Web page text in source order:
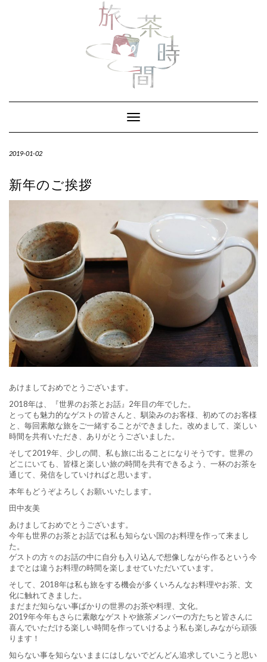
Toggle Navigation
2019-01-02
新年のご挨拶
あけましておめでとうございます。
2018年は、『世界のお茶とお話』2年目の年でした。
とっても魅力的なゲストの皆さんと、馴染みのお客様、初めてのお客様
と、毎回素敵な旅をご一緒することができました。改めまして、楽しい
時間を共有いただき、ありがとうございました。
そして2019年、少しの間、私も旅に出ることになりそうです。世界の
どこにいても、皆様と楽しい旅の時間を共有できるよう、一杯のお茶を
通じて、発信をしていければと思います。
本年もどうぞよろしくお願いいたします。
田中友美
あけましておめでとうございます。
今年も世界のお茶とお話では私も知らない国のお料理を作って来まし
た。
ゲストの方々のお話の中に自分も入り込んで想像しながら作るという今
までとは違うお料理の時間を楽しませていただいています。
そして、2018年は私も旅をする機会が多くいろんなお料理やお茶、文
化に触れてきました。
まだまだ知らない事ばかりの世界のお茶や料理、文化。
2019年今年もさらに素敵なゲストや旅茶メンバーの方たちと皆さんに
喜んでいただける楽しい時間を作っていけるよう私も楽しみながら頑張
ります！
知らない事を知らないままにはしないでどんどん追求していこうと思い